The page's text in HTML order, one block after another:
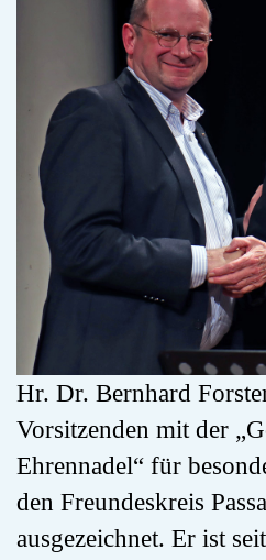
Hr. Dr. Bernhard
Vorsitzenden mit der
Ehrennadel“ für
den Freundeskreis
ausgezeichnet. Er ist